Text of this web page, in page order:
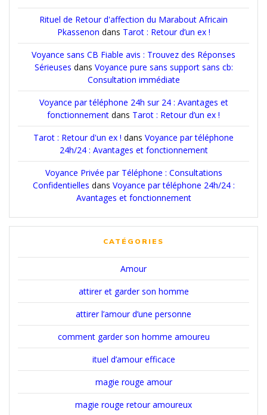
Rituel de Retour d'affection du Marabout Africain
Pkassenon dans Tarot : Retour d’un ex !
Voyance sans CB Fiable avis : Trouvez des Réponses
Sérieuses dans Voyance pure sans support sans cb:
Consultation immédiate
Voyance par téléphone 24h sur 24 : Avantages et
fonctionnement dans Tarot : Retour d’un ex !
Tarot : Retour d'un ex ! dans Voyance par téléphone
24h/24 : Avantages et fonctionnement
Voyance Privée par Téléphone : Consultations
Confidentielles dans Voyance par téléphone 24h/24 :
Avantages et fonctionnement
CATÉGORIES
Amour
attirer et garder son homme
attirer l’amour d’une personne
comment garder son homme amoureu
ituel d’amour efficace
magie rouge amour
magie rouge retour amoureux